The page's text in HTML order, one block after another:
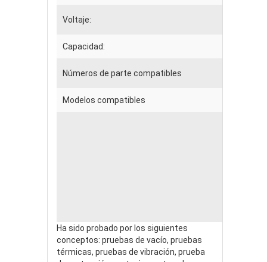
Voltaje:
Capacidad:
Números de parte compatibles
Modelos compatibles
Ha sido probado por los siguientes
conceptos: pruebas de vacío, pruebas
térmicas, pruebas de vibración, prueba